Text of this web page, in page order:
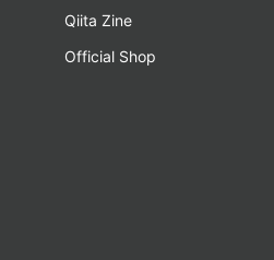
Qiita Zine
Official Shop